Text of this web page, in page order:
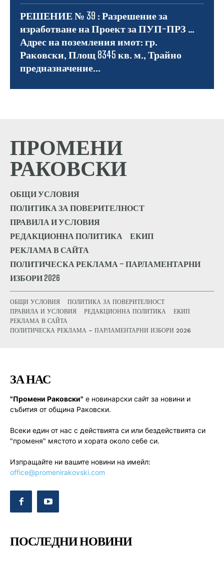
РЕШЕНИЕ № 39 : Разрешение за
изработване на Проект за ПУП-ПРЗ …
Адрес на поземления имот: гр.
Раковски, Площ 8345 кв. м., Трайно
предназначение...
ПРОМЕНИ
РАКОВСКИ
ОБЩИ УСЛОВИЯ
ПОЛИТИКА ЗА ПОВЕРИТЕЛНОСТ
ПРАВИЛА И УСЛОВИЯ
РЕДАКЦИОННА ПОЛИТИКА
ЕКИП
РЕКЛАМА В САЙТА
ПОЛИТИЧЕСКА РЕКЛАМА – ПАРЛАМЕНТАРНИ
ИЗБОРИ 2026
ОБЩИ УСЛОВИЯ
ПОЛИТИКА ЗА ПОВЕРИТЕЛНОСТ
ПРАВИЛА И УСЛОВИЯ
РЕДАКЦИОННА ПОЛИТИКА
ЕКИП
РЕКЛАМА В САЙТА
ПОЛИТИЧЕСКА РЕКЛАМА – ПАРЛАМЕНТАРНИ ИЗБОРИ 2026
ЗА НАС
"Промени Раковски" е новинарски сайт за новини и
събития от община Раковски.
Всеки един от нас с действията си или бездействията си
"променя" мястото и хората около себе си.
Изпращайте ни вашите новини на имейл:
office@promenirakovski.com
ПОСЛЕДНИ НОВИНИ